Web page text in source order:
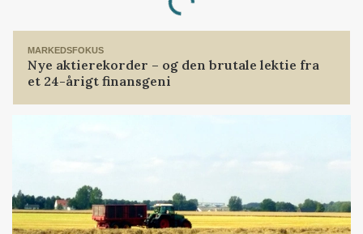
MARKEDSFOKUS
Nye aktierekorder – og den brutale lektie fra
et 24-årigt finansgeni